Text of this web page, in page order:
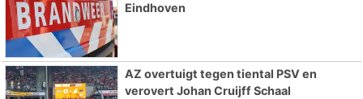
Eindhoven
AZ overtuigt tegen tiental PSV en
verovert Johan Cruijff Schaal